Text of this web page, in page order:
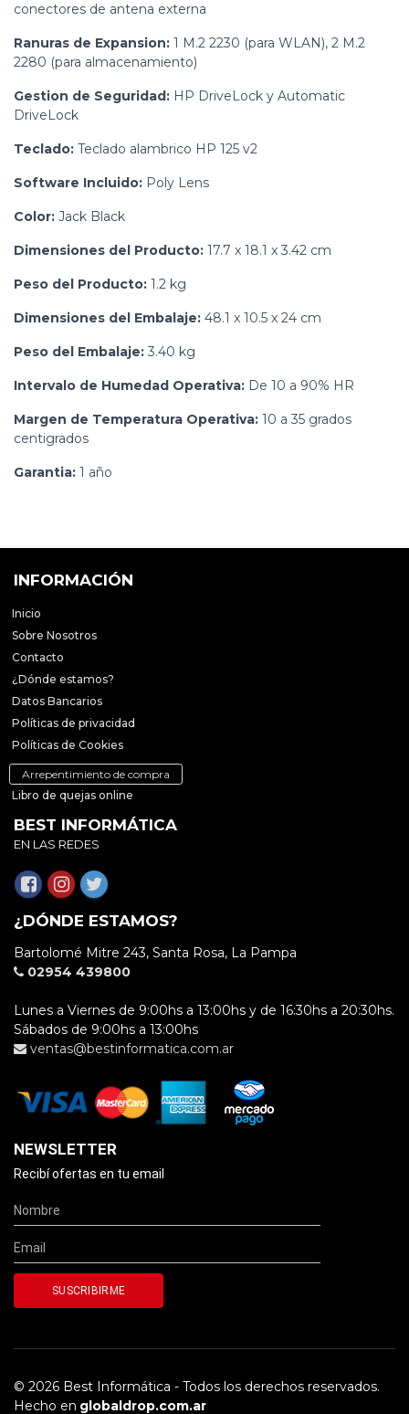
conectores de antena externa
Ranuras de Expansion: 1 M.2 2230 (para WLAN), 2 M.2
2280 (para almacenamiento)
Gestion de Seguridad: HP DriveLock y Automatic
DriveLock
Teclado: Teclado alambrico HP 125 v2
Software Incluido: Poly Lens
Color: Jack Black
Dimensiones del Producto: 17.7 x 18.1 x 3.42 cm
Peso del Producto: 1.2 kg
Dimensiones del Embalaje: 48.1 x 10.5 x 24 cm
Peso del Embalaje: 3.40 kg
Intervalo de Humedad Operativa: De 10 a 90% HR
Margen de Temperatura Operativa: 10 a 35 grados
centigrados
Garantia: 1 año
INFORMACIÓN
Inicio
Sobre Nosotros
Contacto
¿Dónde estamos?
Datos Bancarios
Políticas de privacidad
Políticas de Cookies
Arrepentimiento de compra
Libro de quejas online
BEST INFORMÁTICA
EN LAS REDES
¿DÓNDE ESTAMOS?
Bartolomé Mitre 243, Santa Rosa, La Pampa
02954 439800
Lunes a Viernes de 9:00hs a 13:00hs y de 16:30hs a 20:30hs.
Sábados de 9:00hs a 13:00hs
ventas@bestinformatica.com.ar
NEWSLETTER
Recibí ofertas en tu email
© 2026 Best Informática - Todos los derechos reservados.
Hecho en globaldrop.com.ar